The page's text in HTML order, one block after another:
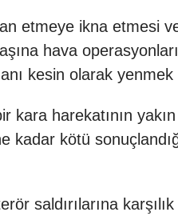
etmeye ikna etmesi
hava
kesin olarak
harekatının
kadar kötü
saldırılarına